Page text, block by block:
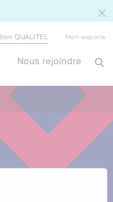
QUALITEL Mon espace
Nous rejoindre